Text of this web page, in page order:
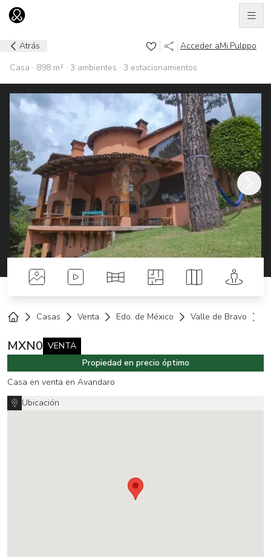
Ir al home
Atrás Acceder aMi.Pulppo
Casa · 898 m² · 3 ambientes · 3 estacionamientos
Fotos Videos Tour VirtualPlanos Mapa Street
Casas Venta Edo. de México Valle de Bravo
MXN0 VENTA
Propiedad en precio óptimo
Casa en venta en Avandaro
Ubicación